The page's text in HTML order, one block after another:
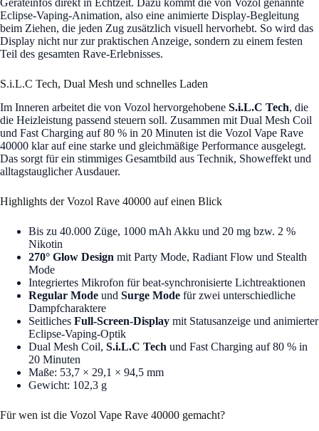
Geräteinfos direkt in Echtzeit. Dazu kommt die von Vozol genannte
Eclipse-Vaping-Animation, also eine animierte Display-Begleitung
beim Ziehen, die jeden Zug zusätzlich visuell hervorhebt. So wird das
Display nicht nur zur praktischen Anzeige, sondern zu einem festen
Teil des gesamten Rave-Erlebnisses.
S.i.L.C Tech, Dual Mesh und schnelles Laden
Im Inneren arbeitet die von Vozol hervorgehobene S.i.L.C Tech, die
die Heizleistung passend steuern soll. Zusammen mit Dual Mesh Coil
und Fast Charging auf 80 % in 20 Minuten ist die Vozol Vape Rave
40000 klar auf eine starke und gleichmäßige Performance ausgelegt.
Das sorgt für ein stimmiges Gesamtbild aus Technik, Showeffekt und
alltagstauglicher Ausdauer.
Highlights der Vozol Rave 40000 auf einen Blick
Bis zu 40.000 Züge, 1000 mAh Akku und 20 mg bzw. 2 %
Nikotin
270° Glow Design mit Party Mode, Radiant Flow und Stealth
Mode
Integriertes Mikrofon für beat-synchronisierte Lichtreaktionen
Regular Mode und Surge Mode für zwei unterschiedliche
Dampfcharaktere
Seitliches Full-Screen-Display mit Statusanzeige und animierter
Eclipse-Vaping-Optik
Dual Mesh Coil, S.i.L.C Tech und Fast Charging auf 80 % in
20 Minuten
Maße: 53,7 × 29,1 × 94,5 mm
Gewicht: 102,3 g
Für wen ist die Vozol Vape Rave 40000 gemacht?